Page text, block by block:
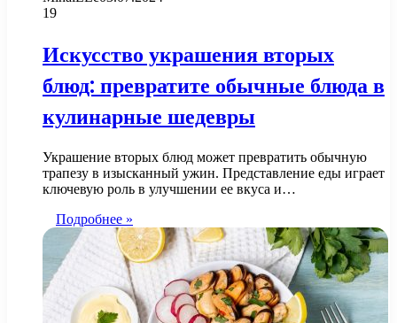
19
Искусство украшения вторых
блюд: превратите обычные блюда в
кулинарные шедевры
Украшение вторых блюд может превратить обычную
трапезу в изысканный ужин. Представление еды играет
ключевую роль в улучшении ее вкуса и…
Подробнее »